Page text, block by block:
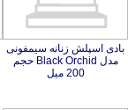
بادی اسپلش زنانه سیمفونی
مدل Black Orchid حجم
200 میل